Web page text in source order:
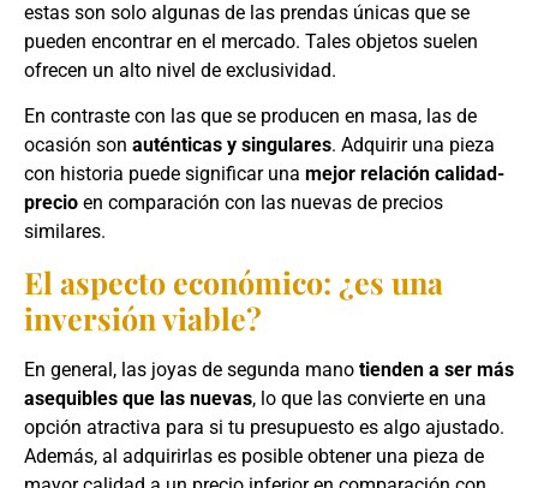
estas son solo algunas de las prendas únicas que se
pueden encontrar en el mercado. Tales objetos suelen
ofrecen un alto nivel de exclusividad.
En contraste con las que se producen en masa, las de
ocasión son auténticas y singulares. Adquirir una pieza
con historia puede significar una mejor relación calidad-
precio en comparación con las nuevas de precios
similares.
El aspecto económico: ¿es una
inversión viable?
En general, las joyas de segunda mano tienden a ser más
asequibles que las nuevas, lo que las convierte en una
opción atractiva para si tu presupuesto es algo ajustado.
Además, al adquirirlas es posible obtener una pieza de